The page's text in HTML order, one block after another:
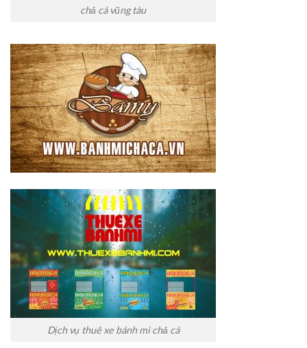
chả cá vũng tàu
Dịch vụ thuê xe bánh mì chả cá